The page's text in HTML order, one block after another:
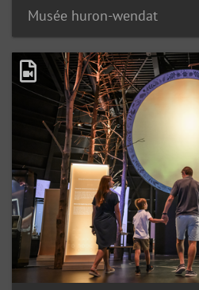
Musée huron-wendat